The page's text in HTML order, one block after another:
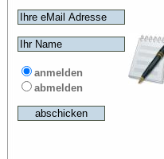
anmelden
abmelden